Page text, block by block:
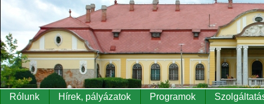
Ugrás a tartalomra
Rólunk Hírek, pályázatok Programok